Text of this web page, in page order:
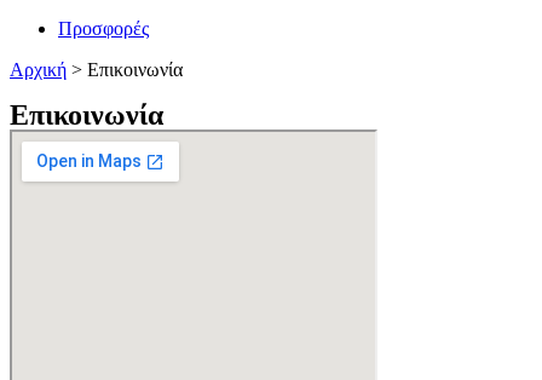
Προσφορές
Αρχική > Επικοινωνία
Επικοινωνία